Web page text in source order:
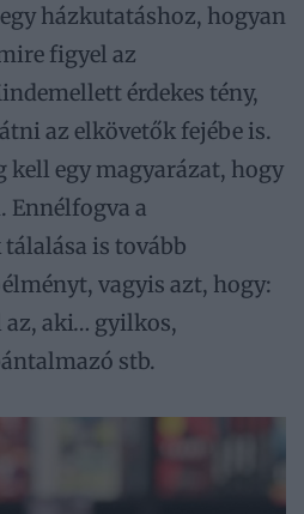
házkutatáshoz, hogyan
figyel az
érdekes tény,
az elkövetők fejébe is.
egy magyarázat, hogy
Ennélfogva a
is tovább
vagyis azt, hogy:
aki… gyilkos,
stb.